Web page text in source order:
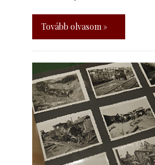
Tovább olvasom »